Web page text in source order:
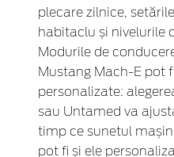
plecare zilnice,
habitaclu și nivelurile
Modurile de
Mustang Mach-E pot
personalizate:
sau Untamed va
timp ce sunetul
pot fi și ele